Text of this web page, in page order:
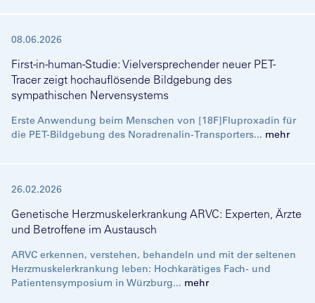
08.06.2026
First-in-human-Studie: Vielversprechender neuer PET-
Tracer zeigt hochauflösende Bildgebung des
sympathischen Nervensystems
Erste Anwendung beim Menschen von [18F]Fluproxadin für
die PET-Bildgebung des Noradrenalin-Transporters... mehr
26.02.2026
Genetische Herzmuskelerkrankung ARVC: Experten, Ärzte
und Betroffene im Austausch
ARVC erkennen, verstehen, behandeln und mit der seltenen
Herzmuskelerkrankung leben: Hochkarätiges Fach- und
Patientensymposium in Würzburg... mehr